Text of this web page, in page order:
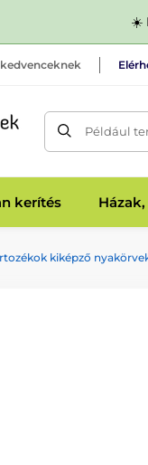
☀️
Például
kerítés
kiképző